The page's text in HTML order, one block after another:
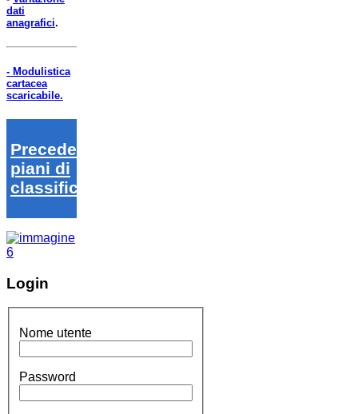
dati
anagrafici.
- Modulistica
cartacea
scaricabile.
Precedenti
piani di
classifica
Login
Nome utente
Password